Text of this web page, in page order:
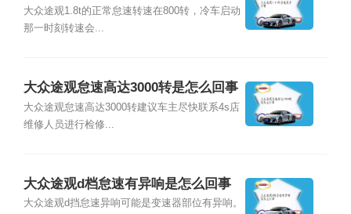
大众途观1.8t的正常怠速转速在800转，冷车启动
那一时刻转速会...
大众途观怠速高达3000转是怎么回事
大众途观怠速高达3000转建议车主尽快联系4s店
维修人员进行检修...
大众途观d档怠速有异响是怎么回事
大众途观d挡怠速异响可能是变速器部位有异响。